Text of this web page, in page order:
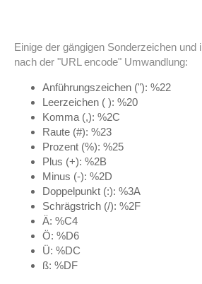
Einige der gängigen Sonderzeichen und
nach der "URL encode" Umwandlung:
Anführungszeichen ("): %22
Leerzeichen ( ): %20
Komma (,): %2C
Raute (#): %23
Prozent (%): %25
Plus (+): %2B
Minus (-): %2D
Doppelpunkt (:): %3A
Schrägstrich (/): %2F
Ä: %C4
Ö: %D6
Ü: %DC
ß: %DF